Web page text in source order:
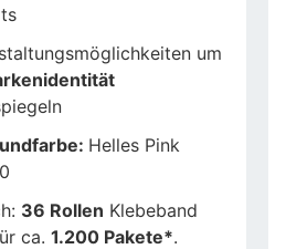
um
Helles Pink
36 Rollen Klebeband
ca. 1.200 Pakete*.